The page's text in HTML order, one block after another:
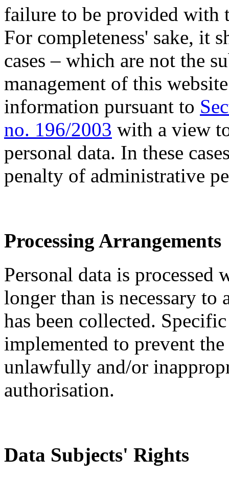
failure to be provided with
For completeness' sake, it
cases – which are not the
management of this
information pursuant to
no. 196/2003 with a view
personal data. In these
penalty of administrative
Processing Arrangements
Personal data is processed
longer than is necessary
has been collected.
implemented to prevent
unlawfully and/or
authorisation.
Data Subjects' Rights